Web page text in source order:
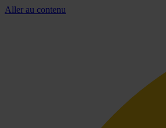
Aller au contenu